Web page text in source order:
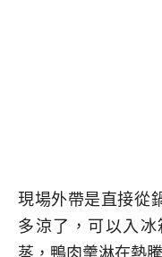
現場外帶是直接從
多涼了，可以入